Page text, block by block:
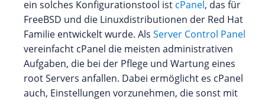
ein solches Konfigurationstool ist cPanel, das für
FreeBSD und die Linuxdistributionen der Red Hat
Familie entwickelt wurde. Als Server Control Panel
vereinfacht cPanel die meisten administrativen
Aufgaben, die bei der Pflege und Wartung eines
root Servers anfallen. Dabei ermöglicht es cPanel
auch, Einstellungen vorzunehmen, die sonst mit